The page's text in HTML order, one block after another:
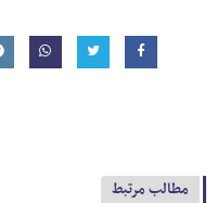
مطالب مرتبط